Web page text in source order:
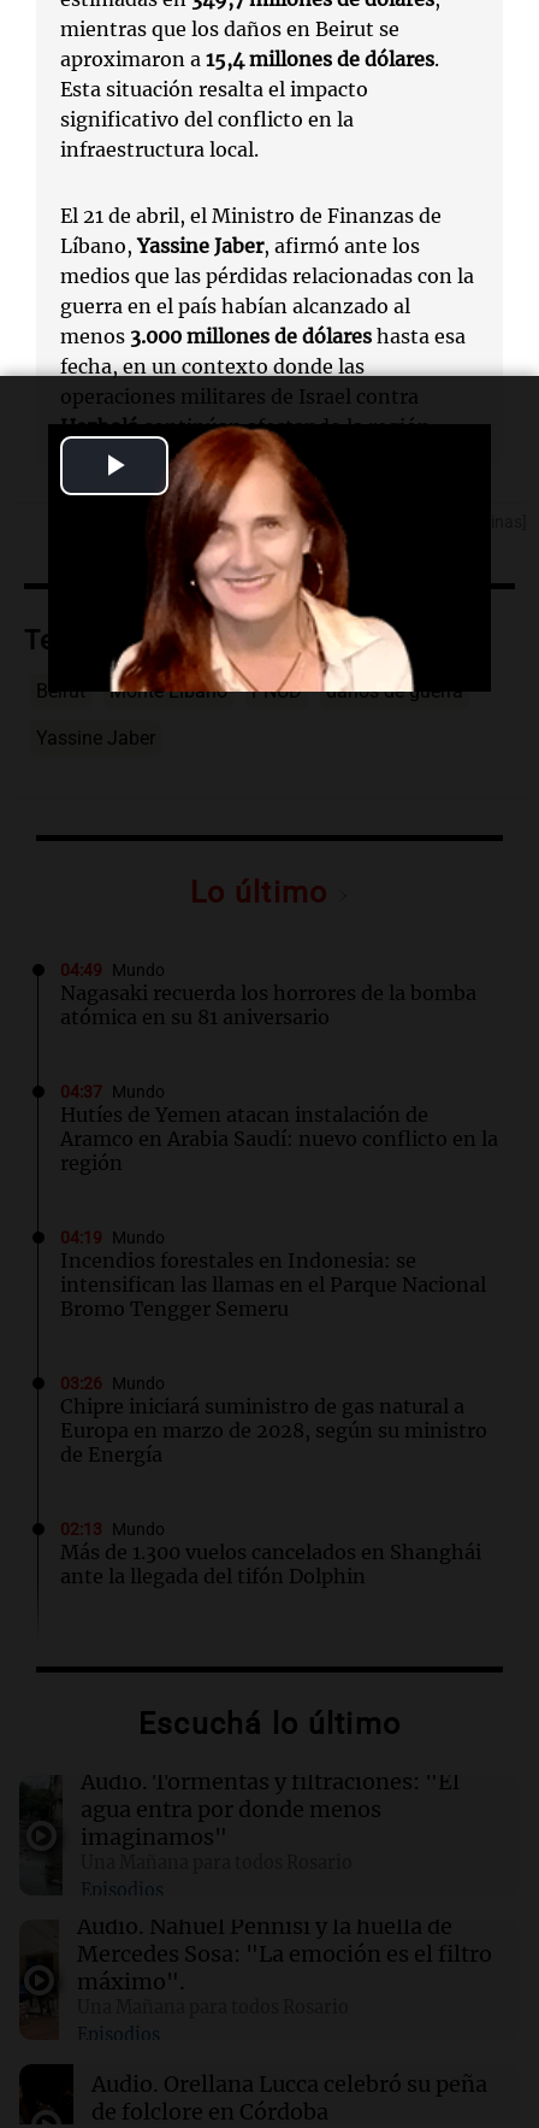
Play
Video
mientras que los daños en Beirut se
aproximaron a 15,4 millones de dólares.
Esta situación resalta el impacto
significativo del conflicto en la
infraestructura local.
El 21 de abril, el Ministro de Finanzas de
Líbano,Yassine Jaber, afirmó ante los
medios que las pérdidas relacionadas con la
guerra en el país habían alcanzado al
menos 3.000 millones de dólares hasta esa
fecha, en un contexto donde las
operaciones militares de Israel contra
Hezbolácontinúan afectando la región.
[Fuente: Noticias Argentinas]
Temas
Beirut Monte Líbano PNUD daños de guerra
Yassine Jaber
Lo último
04:49 Mundo
Nagasaki recuerda los horrores de la bomba
atómica en su 81 aniversario
04:37 Mundo
Hutíes de Yemen atacan instalación de
Aramco en Arabia Saudí: nuevo conflicto en la
región
04:19 Mundo
Incendios forestales en Indonesia: se
intensifican las llamas en el Parque Nacional
Bromo Tengger Semeru
03:26 Mundo
Chipre iniciará suministro de gas natural a
Europa en marzo de 2028, según su ministro
de Energía
02:13 Mundo
Más de 1.300 vuelos cancelados en Shanghái
ante la llegada del tifón Dolphin
Airbnb acelera el lanzamiento de funciones
búsqueda
El Pentágono solicita a la industria de defensa
un aumento en la producción de armas
01:31 Ciencia
Reducir alimentos dulces no disminuye
antojos ni mejora la salud, según estudio
01:29 Mundo
El lago Mead alcanza su nivel más bajo en 90
años, evidenciando la crisis hídrica en EE.UU.
Escuchá lo último
Audio. Tormentas y filtraciones: "El
agua entra por donde menos
imaginamos"
Episodios
Audio. Nahuel Pennisi y la huella de
Mercedes Sosa: "La emoción es el filtro
máximo".
Episodios
Audio. Orellana Lucca celebró su peña
de folclore en Córdoba